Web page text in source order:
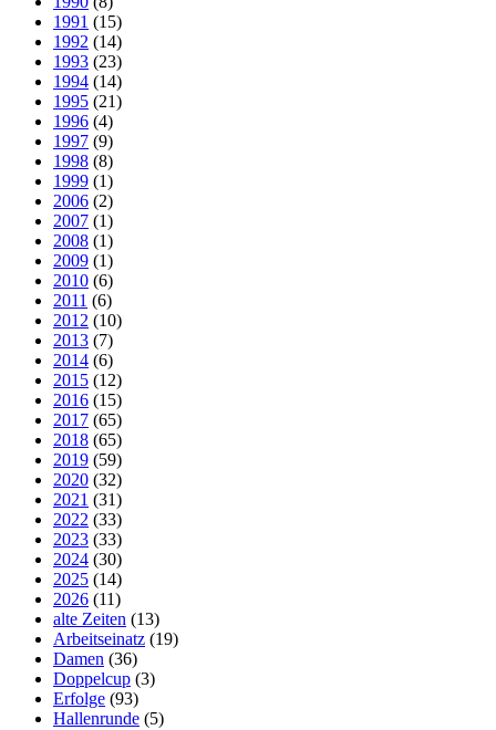
1991 (15)
1992 (14)
1993 (23)
1994 (14)
1995 (21)
1996 (4)
1997 (9)
1998 (8)
1999 (1)
2006 (2)
2007 (1)
2008 (1)
2009 (1)
2010 (6)
2011 (6)
2012 (10)
2013 (7)
2014 (6)
2015 (12)
2016 (15)
2017 (65)
2018 (65)
2019 (59)
2020 (32)
2021 (31)
2022 (33)
2023 (33)
2024 (30)
2025 (14)
2026 (11)
alte Zeiten (13)
Arbeitseinatz (19)
Damen (36)
Doppelcup (3)
Erfolge (93)
Hallenrunde (5)